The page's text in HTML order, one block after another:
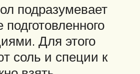
подразумевает
Для этого
соль и специи к